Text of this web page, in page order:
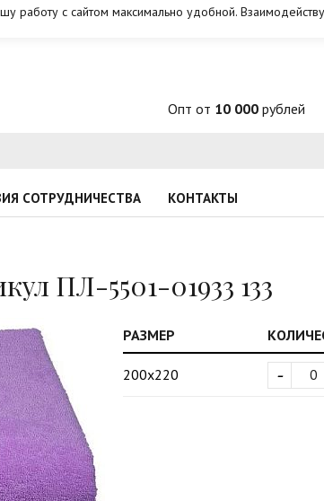
работу с сайтом максимально удобной.
Опт от 10 000 рублей
СОТРУДНИЧЕСТВА КОНТАКТЫ
ПЛ-5501-01933 133
РАЗМЕР
200х220 -